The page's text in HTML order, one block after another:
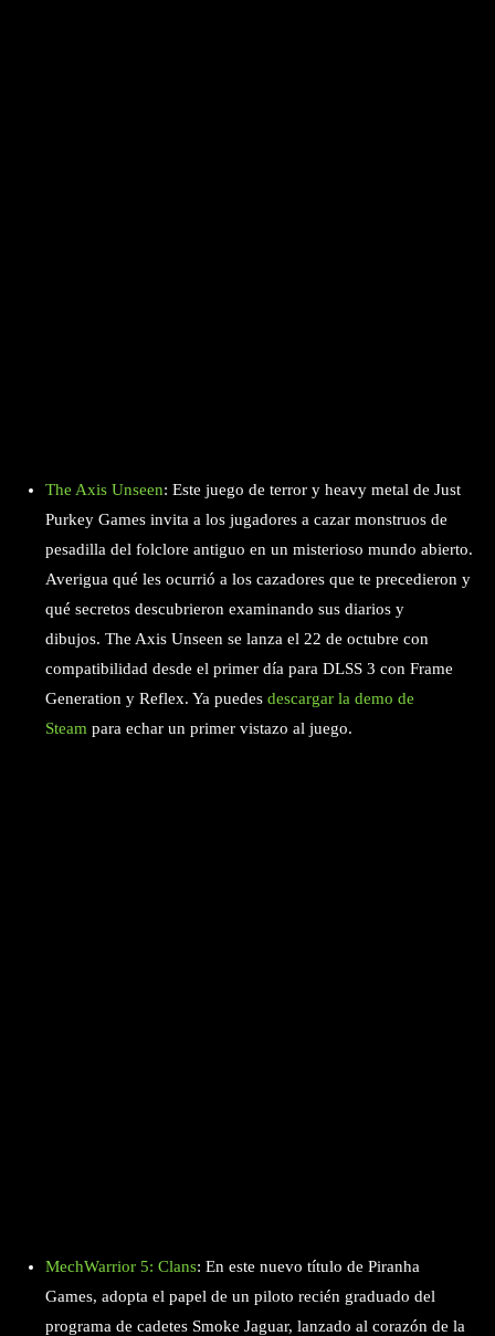
The Axis Unseen: Este juego de terror y heavy metal de Just
Purkey Games invita a los jugadores a cazar monstruos de
pesadilla del folclore antiguo en un misterioso mundo abierto.
Averigua qué les ocurrió a los cazadores que te precedieron y
qué secretos descubrieron examinando sus diarios y
dibujos. The Axis Unseen se lanza el 22 de octubre con
compatibilidad desde el primer día para DLSS 3 con Frame
Generation y Reflex. Ya puedes descargar la demo de
Steam para echar un primer vistazo al juego.
MechWarrior 5: Clans: En este nuevo título de Piranha
Games, adopta el papel de un piloto recién graduado del
programa de cadetes Smoke Jaguar, lanzado al corazón de la